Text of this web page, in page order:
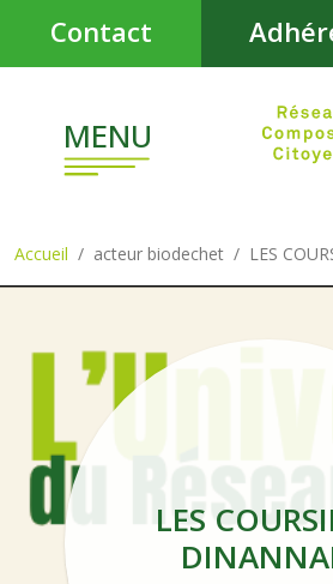
MENU
Contact
Accueil acteur biodechet LES
LES